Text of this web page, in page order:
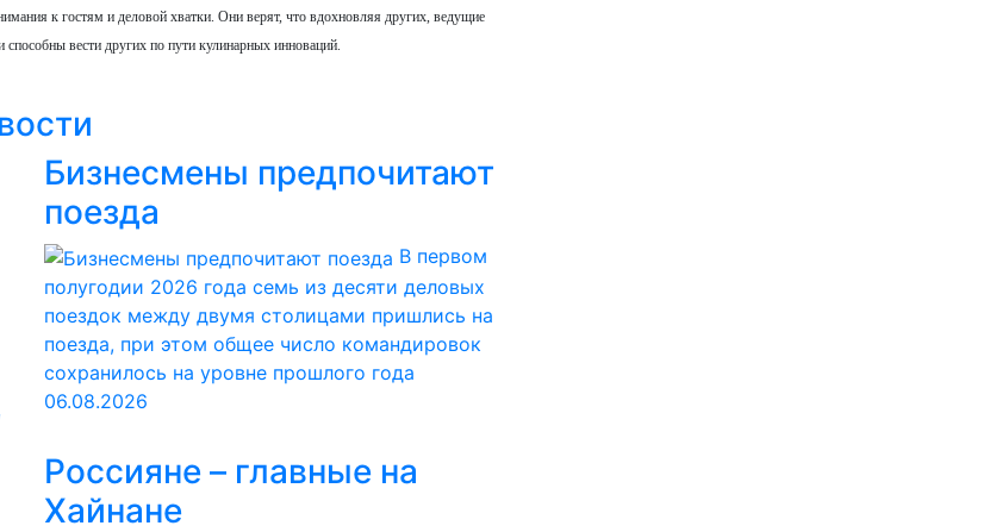
к гостям и деловой хватки. Они верят, что вдохновляя других, ведущие
вести других по пути кулинарных инноваций.
Бизнесмены предпочитают
поезда
В первом
полугодии 2026 года семь из десяти деловых
поездок между двумя столицами пришлись на
поезда, при этом общее число командировок
сохранилось на уровне прошлого года
06.08.2026
Россияне – главные на
Хайнане